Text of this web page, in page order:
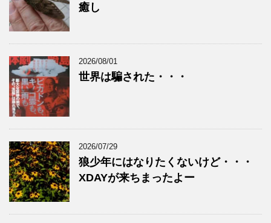
癒し
2026/08/01
世界は騙された・・・
2026/07/29
狼少年にはなりたくないけど・・・
XDAYが来ちまったよー